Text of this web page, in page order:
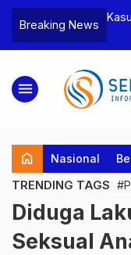
Breaking News
Bea Cukai
Pelaku beserta
dan 146 Gram
menu
home Nasional
TRENDING TAGS
Diduga
Seksual